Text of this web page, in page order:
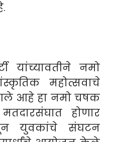
यांच्यावतीने नमो
महोत्सवाचे
आहे हा नमो चषक
होणार
युवकांचे संघटन